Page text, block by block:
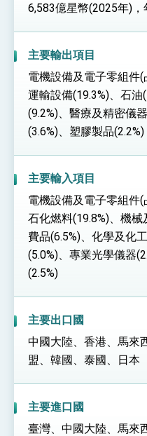
6,583億星幣(2025年)，
主要輸出項目
電機設備及電子零組件
運輸設備(19.3%)、石
(9.2%)、醫療及精密儀
(3.6%)、塑膠製品(2.2%)
主要輸入項目
電機設備及電子零組件(
石化燃料(19.8%)、機
費品(6.5%)、化學及化
(5.0%)、專業光學儀器
(2.5%)
主要出口國
中國大陸、香港、馬來
盟、韓國、泰國、日本
主要進口國
臺灣、中國大陸、馬來